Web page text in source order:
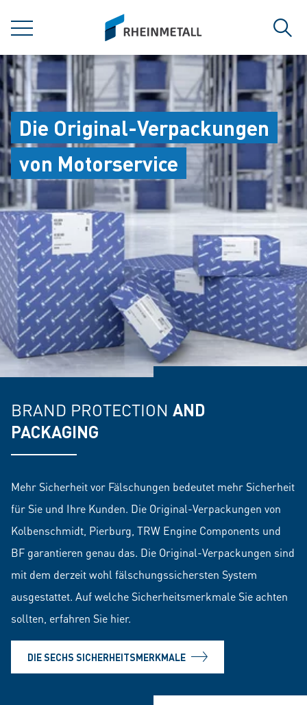
MENÜ
siteLogo
Die Original-Verpackungen
von Motorservice
BRAND PROTECTION AND
PACKAGING
Mehr Sicherheit vor Fälschungen bedeutet mehr Sicherheit
für Sie und Ihre Kunden. Die Original-Verpackungen von
Kolbenschmidt, Pierburg, TRW Engine Components und
BF garantieren genau das. Die Original-Verpackungen sind
mit dem derzeit wohl fälschungssichersten System
ausgestattet. Auf welche Sicherheitsmerkmale Sie achten
sollten, erfahren Sie hier.
DIE SECHS SICHERHEITSMERKMALE